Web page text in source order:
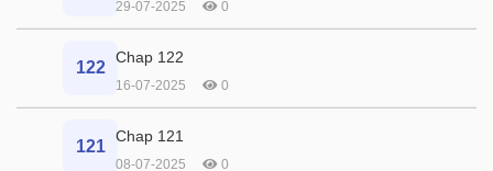
29-07-2025 0
122
Chap 122
16-07-2025 0
121
Chap 121
08-07-2025 0